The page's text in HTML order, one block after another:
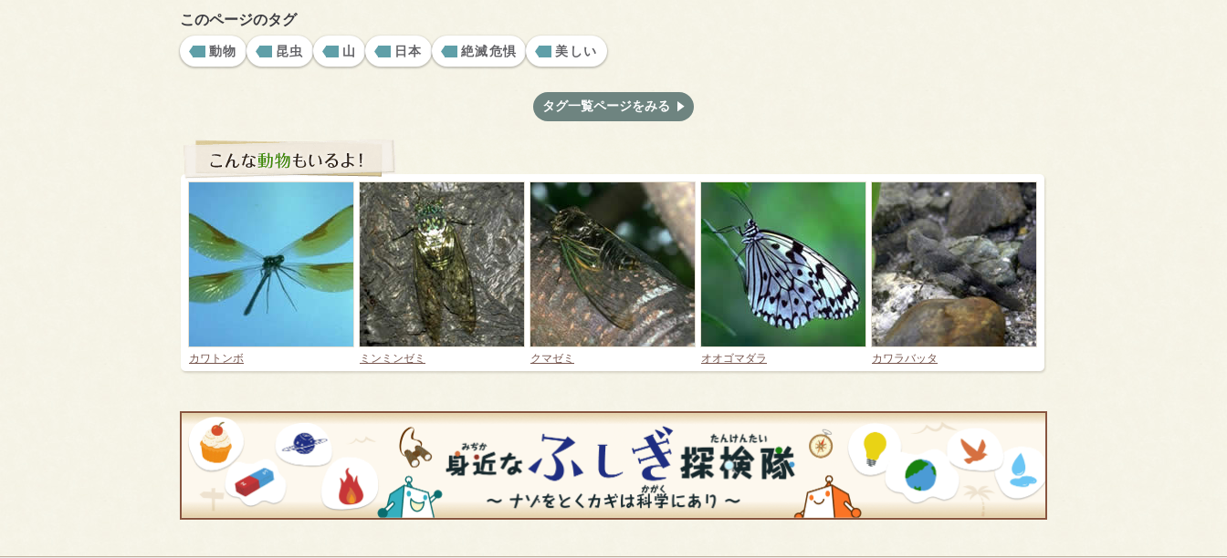
このページのタグ
動物 昆虫 山 日本 絶滅危惧 美しい
タグ一覧ページをみる
カワトンボ ミンミンゼミ クマゼミ オオゴマダラ カワラバッタ